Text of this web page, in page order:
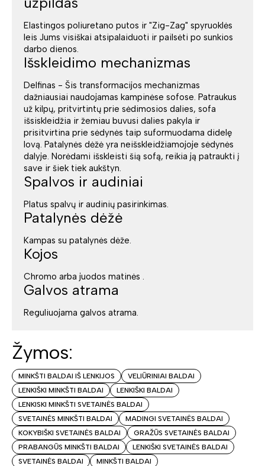
Elastingos poliuretano putos ir "Zig-Zag" spyruoklės
leis Jums visiškai atsipalaiduoti ir pailsėti po sunkios
darbo dienos.
Išskleidimo mechanizmas
Delfinas - Šis transformacijos mechanizmas
dažniausiai naudojamas kampinėse sofose. Patraukus
už kilpų, pritvirtintų prie sėdimosios dalies, sofa
išsiskleidžia ir žemiau buvusi dalies pakyla ir
prisitvirtina prie sėdynės taip suformuodama didelę
lovą. Patalynės dėžė yra neišskleidžiamojoje sėdynės
dalyje. Norėdami išskleisti šią sofą, reikia ją patraukti į
save ir šiek tiek aukštyn.
Spalvos ir audiniai
Platus spalvų ir audinių pasirinkimas.
Patalynės dėžė
Kampas su patalynės dėže.
Kojos
Chromo arba juodos matinės .
Galvos atrama
Reguliuojama galvos atrama.
Žymos:
MINKŠTI BALDAI IŠ LENKIJOS
VELIŪRINIAI BALDAI
LENKIŠKI MINKŠTI BALDAI
LENKIŠKI BALDAI
LENKISKI MINKŠTI SVETAINĖS BALDAI
SVETAINĖS MINKŠTI BALDAI
MADINGI SVETAINĖS BALDAI
KOKYBIŠKI SVETAINĖS BALDAI
GRAŽŪS SVETAINĖS BALDAI
PRABANGŪS MINKŠTI BALDAI
LENKIŠKI SVETAINĖS BALDAI
SVETAINĖS BALDAI
MINKŠTI BALDAI